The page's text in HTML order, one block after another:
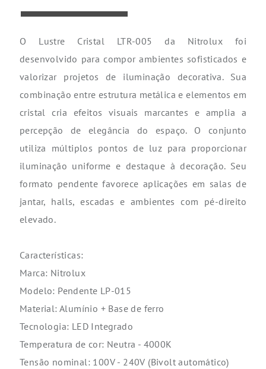
O Lustre Cristal LTR-005 da Nitrolux foi
desenvolvido para compor ambientes sofisticados e
valorizar projetos de iluminação decorativa. Sua
combinação entre estrutura metálica e elementos em
cristal cria efeitos visuais marcantes e amplia a
percepção de elegância do espaço. O conjunto
utiliza múltiplos pontos de luz para proporcionar
iluminação uniforme e destaque à decoração. Seu
formato pendente favorece aplicações em salas de
jantar, halls, escadas e ambientes com pé-direito
elevado.
Características:
Marca: Nitrolux
Modelo: Pendente LP-015
Material: Alumínio + Base de ferro
Tecnologia: LED Integrado
Temperatura de cor: Neutra - 4000K
Tensão nominal: 100V - 240V (Bivolt automático)